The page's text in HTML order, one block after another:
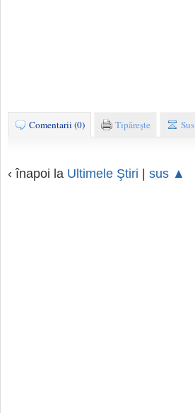
Comentarii (0) Tipăreşte Sus
‹ înapoi la Ultimele Ştiri | sus ▲